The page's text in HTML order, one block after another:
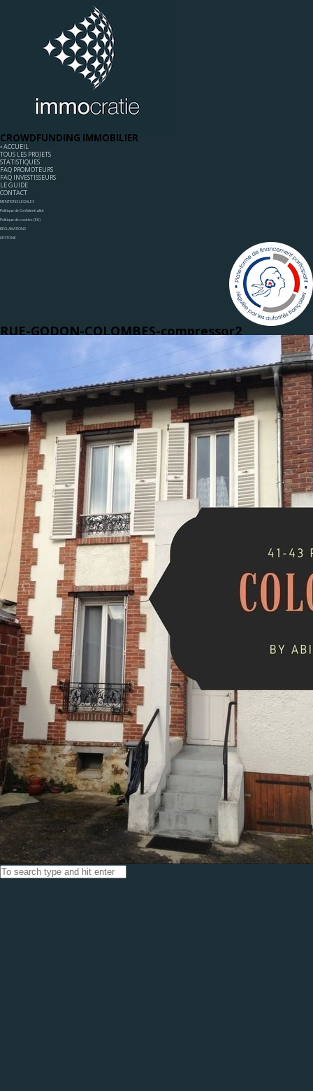
CROWDFUNDING IMMOBILIER
◦ ACCUEIL
TOUS LES PROJETS
STATISTIQUES
FAQ PROMOTEURS
FAQ INVESTISSEURS
LE GUIDE
CONTACT
MENTIONS LÉGALES
Politique de Confidentialité
Politique de cookies (EU)
RÉCLAMATIONS
UPSTONE
RUE-GODON-COLOMBES-compressor2